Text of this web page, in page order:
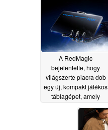
A RedMagic
bejelentette, hogy
világszerte piacra dob
egy új, kompakt játékos
táblagépet, amely
185 Hz-es OLED-
kijelzővel rendelkezik